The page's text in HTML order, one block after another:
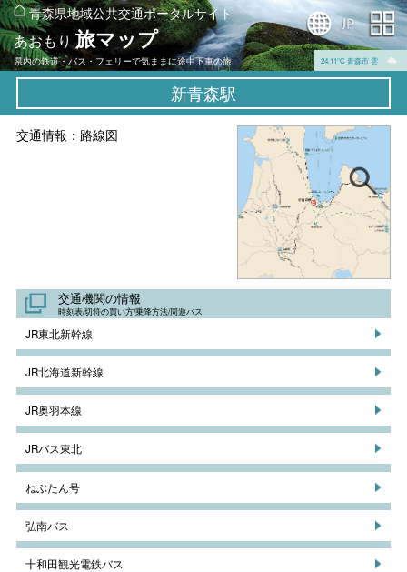
青森県地域公共交通ポータルサイト
あおもり旅マップ
県内の鉄道・バス・フェリーで気ままに途中下車の旅 24.11℃ 青森市 雲
新青森駅
交通情報：路線図
交通機関の情報
時刻表/切符の買い方/乗降方法/周遊バス
JR東北新幹線
JR北海道新幹線
JR奥羽本線
JRバス東北
ねぶたん号
弘南バス
十和田観光電鉄バス